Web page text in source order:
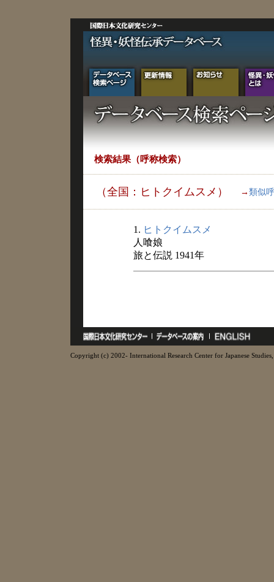
検索結果（呼称検索）
（全国：ヒトクイムスメ） → 類似
1. ヒトクイムスメ
人喰娘
旅と伝説 1941年
Copyright (c) 2002- International Research Center for Japanese